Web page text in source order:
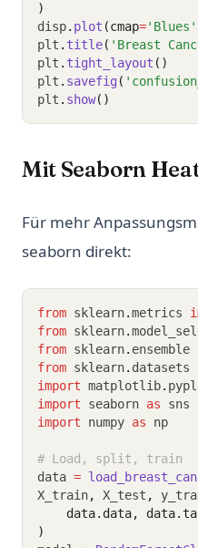
)
disp. plot (cmap='Blues'
plt . title( 'Breast
plt . tight_layout ()
plt . savefig (
plt . show()
Mit Seaborn
Für mehr
seaborn direkt:
from sklearn.metrics
from sklearn.
from sklearn. ensemble
from sklearn. datasets
import matplotlib.
import seaborn as sns
import numpy as np
# Load, split, train
data =
X_train, X_test ,
data.data,
)